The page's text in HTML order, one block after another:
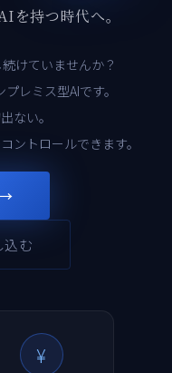
を持つ時代へ。
けていませんか？
レミス型AIです。
ない。
ントロールできます。
→
込む
¥